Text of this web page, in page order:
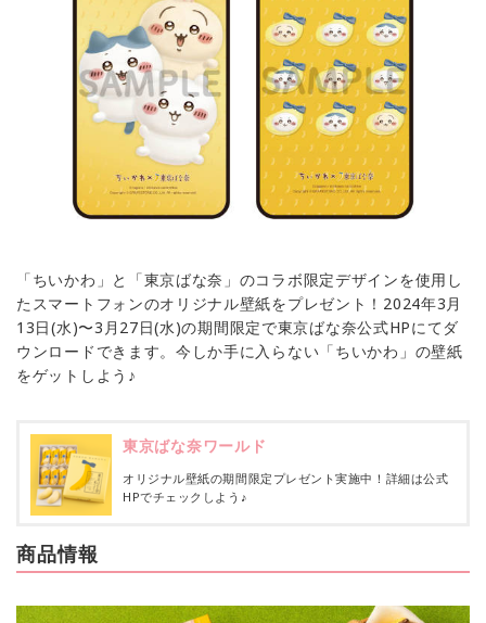
「ちいかわ」と「東京ばな奈」のコラボ限定デザインを使用し
たスマートフォンのオリジナル壁紙をプレゼント！2024年3月
13日(水)〜3月27日(水)の期間限定で東京ばな奈公式HPにてダ
ウンロードできます。今しか手に入らない「ちいかわ」の壁紙
をゲットしよう♪
東京ばな奈ワールド
オリジナル壁紙の期間限定プレゼント実施中！詳細は公式
HPでチェックしよう♪
商品情報